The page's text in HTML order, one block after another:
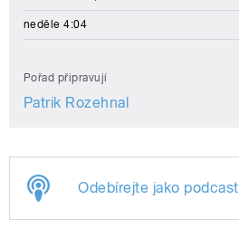
neděle 4:04
Pořad připravují
Patrik Rozehnal
Odebírejte jako podcast